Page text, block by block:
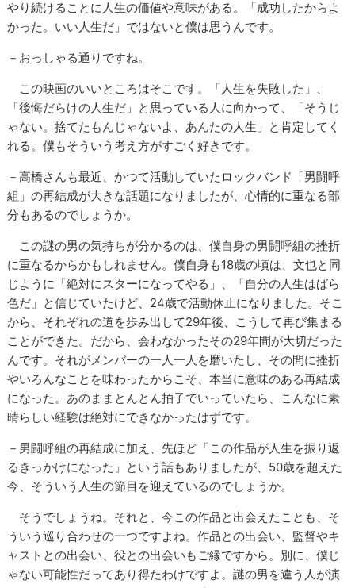
やり続けることに人生の価値や意味がある。「成功したからよ
かった。いい人生だ」ではないと僕は思うんです。
－おっしゃる通りですね。
この映画のいいところはそこです。「人生を失敗した」、
「後悔だらけの人生だ」と思っている人に向かって、「そうじ
ゃない。捨てたもんじゃないよ、あんたの人生」と肯定してく
れる。僕もそういう考え方がすごく好きです。
－高橋さんも最近、かつて活動していたロックバンド「男闘呼
組」の再結成が大きな話題になりましたが、心情的に重なる部
分もあるのでしょうか。
この謎の男の気持ちが分かるのは、僕自身の男闘呼組の挫折
に重なるからかもしれません。僕自身も18歳の頃は、文也と同
じように「絶対にスターになってやる」、「自分の人生はばら
色だ」と信じていたけど、24歳で活動休止になりました。そこ
から、それぞれの道を歩み出して29年後、こうして再び集まる
ことができた。だから、会わなかったその29年間が大切だった
んです。それがメンバーの一人一人を磨いたし、その間に挫折
やいろんなことを味わったからこそ、本当に意味のある再結成
になった。あのままとんとん拍子でいっていたら、こんなに素
晴らしい経験は絶対にできなかったはずです。
－男闘呼組の再結成に加え、先ほど「この作品が人生を振り返
るきっかけになった」という話もありましたが、50歳を超えた
今、そういう人生の節目を迎えているのでしょうか。
そうでしょうね。それと、今この作品と出会えたことも、そ
ういう巡り合わせの一つですよね。作品との出会い、監督やキ
ャストとの出会い、役との出会いもご縁ですから。別に、僕じ
ゃない可能性だってあり得たわけですよ。謎の男を違う人が演